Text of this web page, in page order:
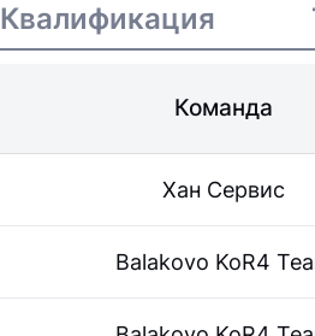
Квалификация
Команда
Хан Сервис
Balakovo KoR4